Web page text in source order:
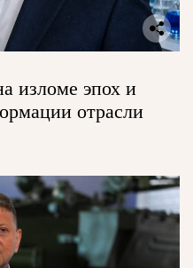
изломе эпох и
отрасли